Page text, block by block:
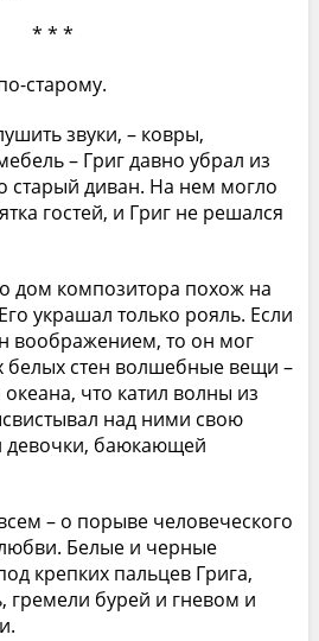
* * *
старому.
звуки, – ковры,
– Григ давно убрал из
старый диван. На нем могло
гостей, и Григ не решался
дом композитора похож на
украшал только рояль. Если
воображением, то он мог
белых стен волшебные вещи –
что катил волны из
над ними свою
девочки, баюкающей
– о порыве человеческого
Белые и черные
крепких пальцев Грига,
гремели бурей и гневом и